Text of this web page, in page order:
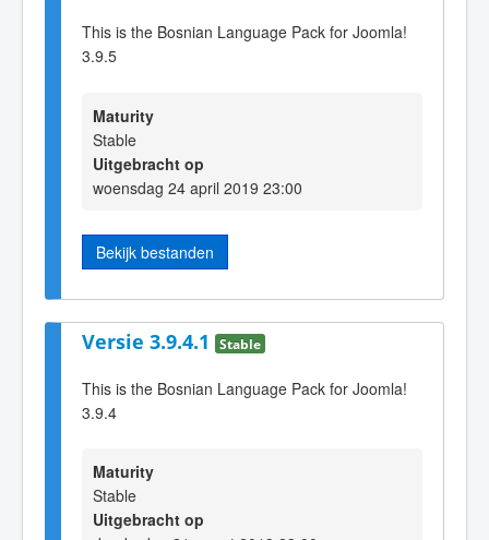
This is the Bosnian Language Pack for Joomla!
3.9.5
Maturity
Stable
Uitgebracht op
woensdag 24 april 2019 23:00
Bekijk bestanden
Versie 3.9.4.1 Stable
This is the Bosnian Language Pack for Joomla!
3.9.4
Maturity
Stable
Uitgebracht op